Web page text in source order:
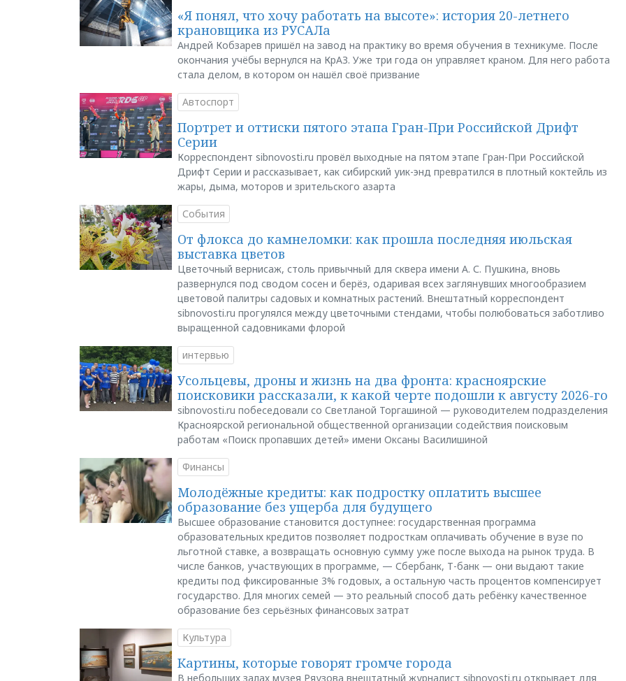
«Я понял, что хочу работать на высоте»: история 20-летнего
крановщика из РУСАЛа
Андрей Кобзарев пришёл на завод на практику во время обучения в техникуме. После
окончания учёбы вернулся на КрАЗ. Уже три года он управляет краном. Для него работа
стала делом, в котором он нашёл своё призвание
Автоспорт
Портрет и оттиски пятого этапа Гран-При Российской Дрифт
Серии
Корреспондент sibnovosti.ru провёл выходные на пятом этапе Гран-При Российской
Дрифт Серии и рассказывает, как сибирский уик-энд превратился в плотный коктейль из
жары, дыма, моторов и зрительского азарта
События
От флокса до камнеломки: как прошла последняя июльская
выставка цветов
Цветочный вернисаж, столь привычный для сквера имени А. С. Пушкина, вновь
развернулся под сводом сосен и берёз, одаривая всех заглянувших многообразием
цветовой палитры садовых и комнатных растений. Внештатный корреспондент
sibnovosti.ru прогулялся между цветочными стендами, чтобы полюбоваться заботливо
выращенной садовниками флорой
интервью
Усольцевы, дроны и жизнь на два фронта: красноярские
поисковики рассказали, к какой черте подошли к августу 2026-го
sibnovosti.ru побеседовали со Светланой Торгашиной — руководителем подразделения
Красноярской региональной общественной организации содействия поисковым
работам «Поиск пропавших детей» имени Оксаны Василишиной
Финансы
Молодёжные кредиты: как подростку оплатить высшее
образование без ущерба для будущего
Высшее образование становится доступнее: государственная программа
образовательных кредитов позволяет подросткам оплачивать обучение в вузе по
льготной ставке, а возвращать основную сумму уже после выхода на рынок труда. В
числе банков, участвующих в программе, — Сбербанк, Т-банк — они выдают такие
кредиты под фиксированные 3% годовых, а остальную часть процентов компенсирует
государство. Для многих семей — это реальный способ дать ребёнку качественное
образование без серьёзных финансовых затрат
Культура
Картины, которые говорят громче города
В небольших залах музея Ряузова внештатный журналист sibnovosti.ru открывает для